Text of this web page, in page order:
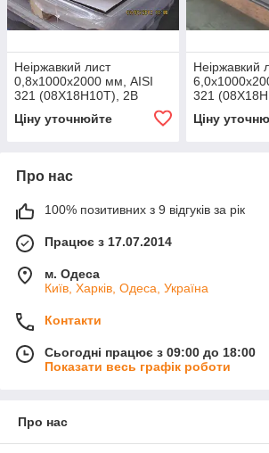
Неіржавкий лист
0,8х1000х2000 мм, AISI
321 (08X18H10Т), 2В
Ціну уточнюйте
Неіржавкий
321
Ціну
Про нас
100% позитивних з 9 відгуків за рік
Працює з 17.07.2014
м. Одеса
Київ, Харків, Одеса, Україна
Контакти
Сьогодні працює з 09:00 до 18:00
Показати весь графік роботи
Про нас